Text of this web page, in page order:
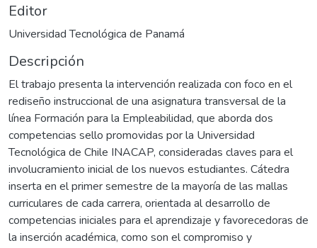
Editor
Universidad Tecnológica de Panamá
Descripción
El trabajo presenta la intervención realizada con foco en el
rediseño instruccional de una asignatura transversal de la
línea Formación para la Empleabilidad, que aborda dos
competencias sello promovidas por la Universidad
Tecnológica de Chile INACAP, consideradas claves para el
involucramiento inicial de los nuevos estudiantes. Cátedra
inserta en el primer semestre de la mayoría de las mallas
curriculares de cada carrera, orientada al desarrollo de
competencias iniciales para el aprendizaje y favorecedoras de
la inserción académica, como son el compromiso y